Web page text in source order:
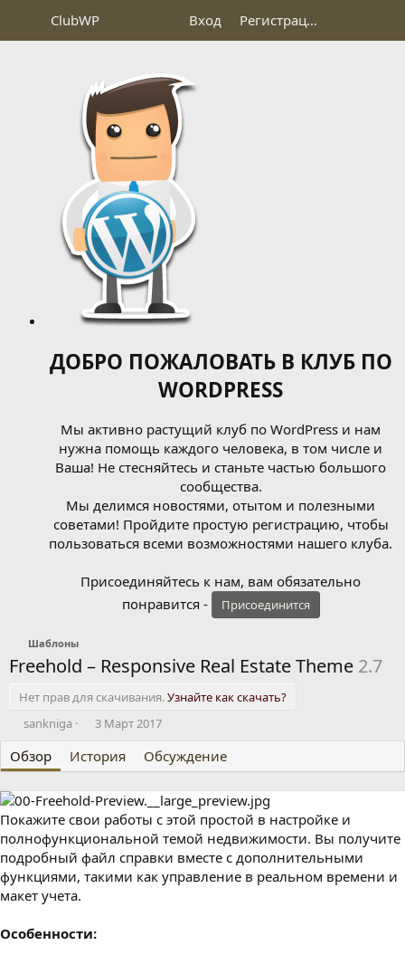
ClubWP Вход Регистрация
ДОБРО ПОЖАЛОВАТЬ В КЛУБ ПО
WORDPRESS
Мы активно растущий клуб по WordPress и нам
нужна помощь каждого человека, в том числе и
Ваша! Не стесняйтесь и станьте частью большого
сообщества.
Мы делимся новостями, отытом и полезными
советами! Пройдите простую регистрацию, чтобы
пользоваться всеми возможностями нашего клуба.
Присоединяйтесь к нам, вам обязательно
понравится -
Присоединится
Шаблоны
Freehold – Responsive Real Estate Theme 2.7
Нет прав для скачивания.Узнайте как скачать?
А
т
о
р
sankniga
Д
т
а
с
о
з
д
а
и
3 Март 2017
Обзор История Обсуждение
Покажите свои работы с этой простой в настройке и
полнофункциональной темой недвижимости. Вы получите
подробный файл справки вместе с дополнительными
функциями, такими как управление в реальном времени и
макет учета.
Особенности: